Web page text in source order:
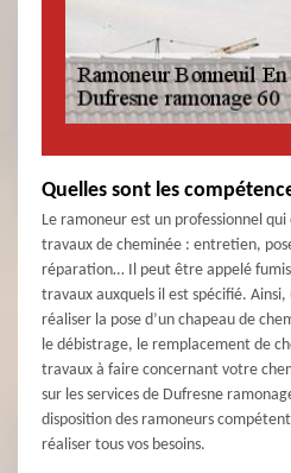
Quelles sont les
Le ramoneur est un professionnel qui
travaux de cheminée : entretien,
réparation… Il peut être appelé
travaux auxquels il est spécifié.
réaliser la pose d’un chapeau de
le débistrage, le remplacement de
travaux à faire concernant votre
sur les services de Dufresne
disposition des ramoneurs
réaliser tous vos besoins.